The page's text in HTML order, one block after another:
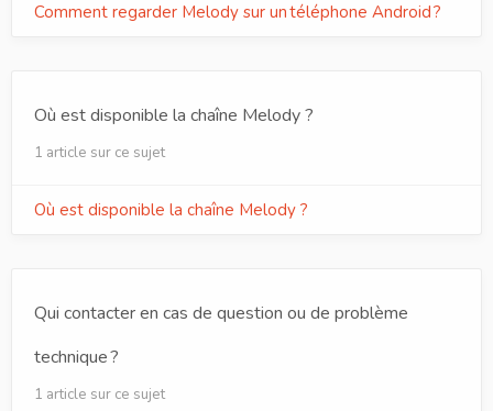
Comment regarder Melody sur un téléphone Android ?
Où est disponible la chaîne Melody ?
1 article sur ce sujet
Où est disponible la chaîne Melody ?
Qui contacter en cas de question ou de problème
technique ?
1 article sur ce sujet